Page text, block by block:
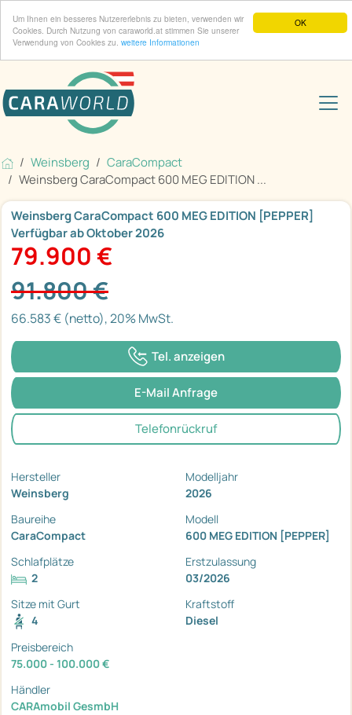
OK
Um Ihnen ein besseres Nutzererlebnis zu bieten, verwenden wir
Cookies. Durch Nutzung von caraworld.at stimmen Sie unserer
Verwendung von Cookies zu. weitere Informationen
Weinsberg
CaraCompact
Weinsberg CaraCompact 600 MEG EDITION ...
Weinsberg CaraCompact 600 MEG EDITION [PEPPER]
Verfügbar ab Oktober 2026
79.900 €
91.800 €
66.583 € (netto), 20% MwSt.
Tel. anzeigen
E-Mail Anfrage
Telefonrückruf
Hersteller
Weinsberg
Modelljahr
2026
Baureihe
CaraCompact
Modell
600 MEG EDITION [PEPPER]
Schlafplätze
2
Erstzulassung
03/2026
Sitze mit Gurt
4
Kraftstoff
Diesel
Preisbereich
75.000 - 100.000 €
Händler
CARAmobil GesmbH